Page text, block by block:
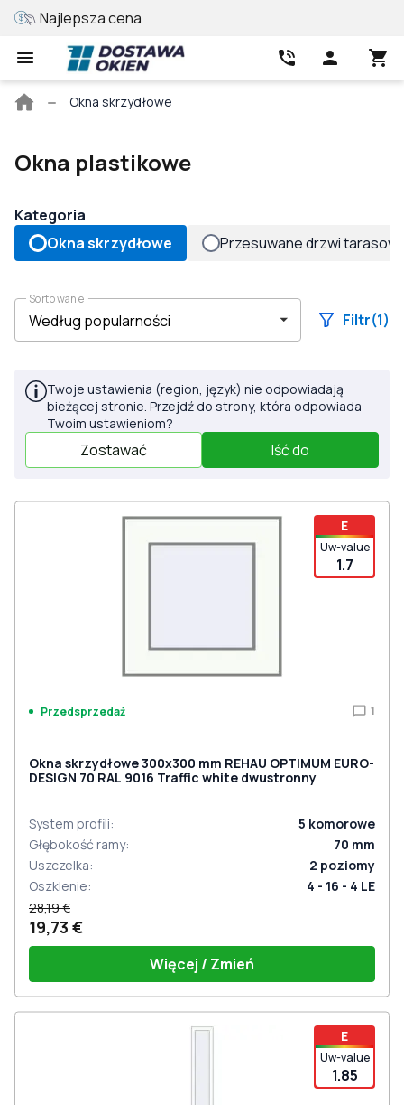
Najlepsza cena
Strona
Okna skrzydłowe
Okna plastikowe
Kategoria
Okna skrzydłowe
Przesuwane drzwi
Sortowanie
Filtr(1)
Twoje ustawienia (region, język) nie odpowiadają
bieżącej stronie. Przejdź do strony, która odpowiada
Twoim ustawieniom?
Zostawać Iść do
E
Uw-value
1.7
Przedsprzedaż 1
Okna skrzydłowe 300x300 mm REHAU OPTIMUM EURO-
DESIGN 70 RAL 9016 Traffic white dwustronny
System profili: 5 komorowe
Głębokość ramy: 70 mm
Uszczelka: 2 poziomy
Oszklenie:
4 - 16 - 4 LE
28,19 €
19,73 €
Więcej / Zmień
E
Uw-value
1.85